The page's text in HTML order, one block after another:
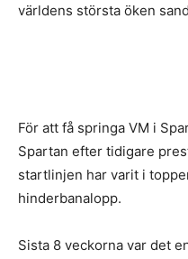
världens största öken
För att få springa VM i
Spartan efter tidigare
startlinjen har varit i
hinderbanalopp.
Sista 8 veckorna var det